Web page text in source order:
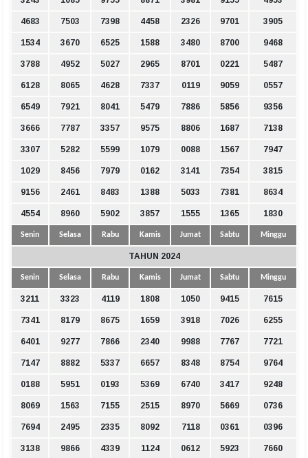
4683 7503 7398 4458 2326 9701 3905
1534 3670 6525 1588 3480 8700 9468
3788 4952 5027 2965 8701 0221 5487
6128 8065 4628 7337 0119 9059 0557
6549 7921 8041 5479 7886 5856 9356
3666 7787 3357 9575 8806 1687 7138
3307 5282 5599 1079 0088 1567 7947
1029 8456 7979 0162 3141 7354 3815
9156 2461 8483 1388 5033 7381 8634
4554 8960 5902 3857 1555 1365 1830
Senin Selasa Rabu Kamis Jumat Sabtu Minggu
TAHUN 2024
Senin Selasa Rabu Kamis Jumat Sabtu Minggu
3211 3323 4119 1808 1050 9415 7615
7341 8179 8675 1659 3918 7026 6255
6401 9277 7866 2340 9988 7767 7721
7147 8882 5337 6657 8348 8754 9764
0188 5951 0193 5369 6740 3417 9248
8069 1563 7155 2515 8970 5669 0736
7694 2495 2335 8092 7118 0361 0396
3138 9866 4339 1124 0612 5923 7660